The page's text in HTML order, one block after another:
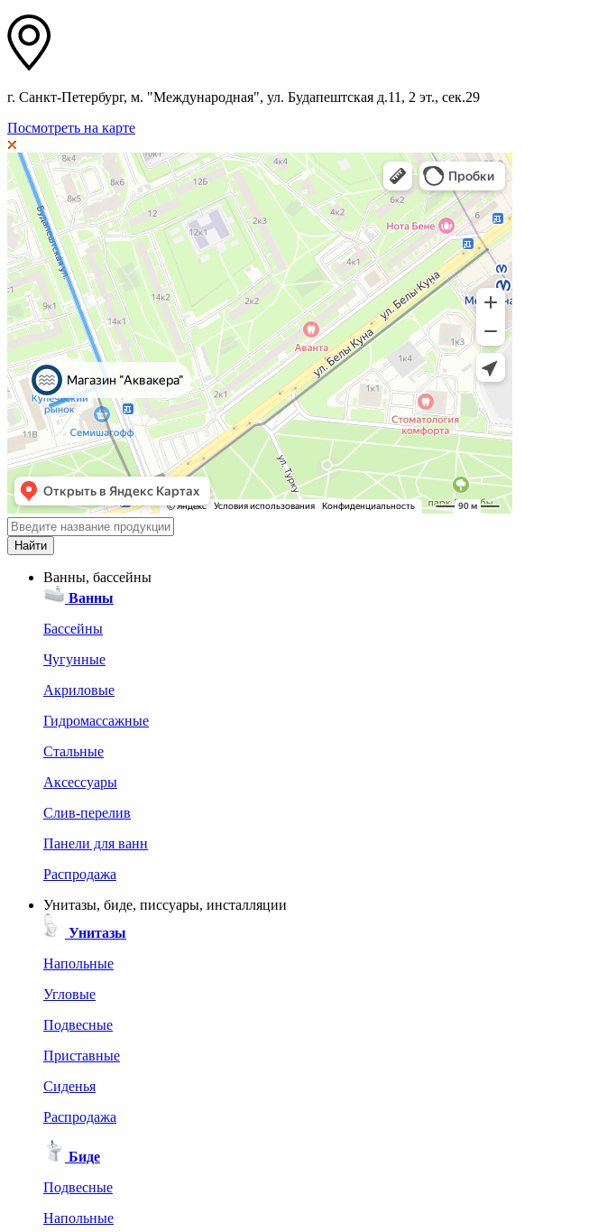
г. Санкт-Петербург, м. "Международная", ул. Будапештская д.11, 2 эт., сек.29
Посмотреть на карте
Ванны, бассейны
Ванны
Бассейны
Чугунные
Акриловые
Гидромассажные
Стальные
Аксессуары
Слив-перелив
Панели для ванн
Распродажа
Унитазы, биде, писсуары, инсталляции
Унитазы
Напольные
Угловые
Подвесные
Приставные
Сиденья
Распродажа
Биде
Подвесные
Напольные